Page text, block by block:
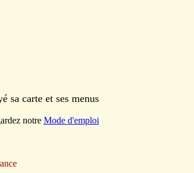
sa carte et ses menus
notre Mode d'emploi